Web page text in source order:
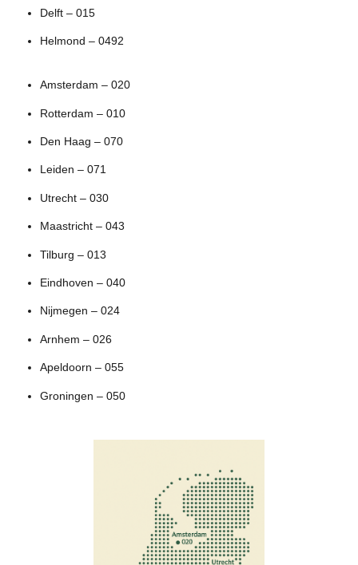
Delft – 015
Helmond – 0492
Amsterdam – 020
Rotterdam – 010
Den Haag – 070
Leiden – 071
Utrecht – 030
Maastricht – 043
Tilburg – 013
Eindhoven – 040
Nijmegen – 024
Arnhem – 026
Apeldoorn – 055
Groningen – 050